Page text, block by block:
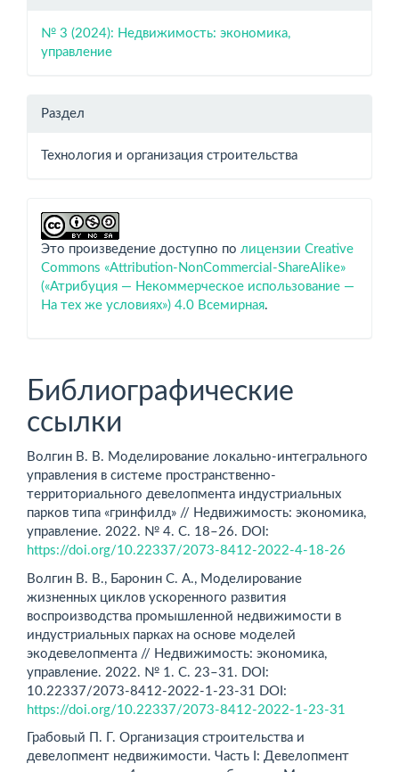
№ 3 (2024): Недвижимость: экономика,
управление
Раздел
Технология и организация строительства
Это произведение доступно по лицензии Creative
Commons «Attribution-NonCommercial-ShareAlike»
(«Атрибуция — Некоммерческое использование —
На тех же условиях») 4.0 Всемирная.
Библиографические
ссылки
Волгин В. В. Моделирование локально-интегрального
управления в системе пространственно-
территориального девелопмента индустриальных
парков типа «гринфилд» // Недвижимость: экономика,
управление. 2022. № 4. С. 18–26. DOI:
https://doi.org/10.22337/2073-8412-2022-4-18-26
Волгин В. В., Баронин С. А., Моделирование
жизненных циклов ускоренного развития
воспроизводства промышленной недвижимости в
индустриальных парках на основе моделей
экодевелопмента // Недвижимость: экономика,
управление. 2022. № 1. С. 23–31. DOI:
10.22337/2073-8412-2022-1-23-31 DOI:
https://doi.org/10.22337/2073-8412-2022-1-23-31
Грабовый П. Г. Организация строительства и
девелопмент недвижимости. Часть I: Девелопмент